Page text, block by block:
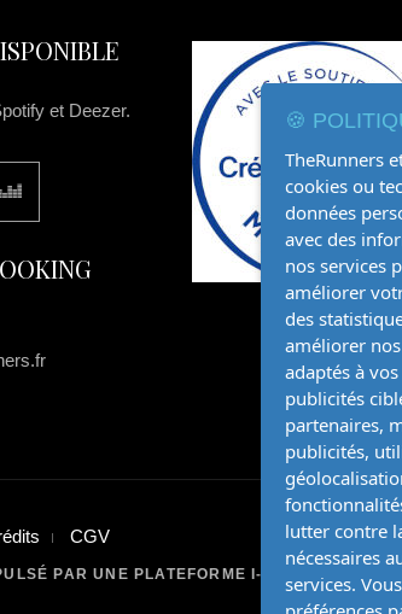
et Deezer.
CGV
PAR UNE PLATEFORME I-KUBE
🍪
TheRunners
cookies ou
données
avec des
nos services
améliorer
des
améliorer
adaptés à
publicités
partenaires,
publicités,
lutter contre
nécessaires
services.